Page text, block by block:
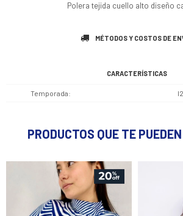
Polera tejida cuello alto diseño
MÉTODOS Y COSTOS DE
CARACTERÍSTICAS
Temporada
PRODUCTOS QUE TE